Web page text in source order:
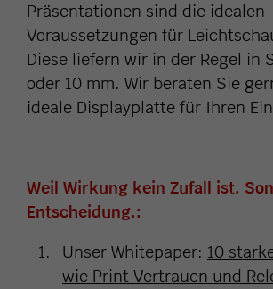
Präsentationen sind die idealen
Voraussetzungen für
Diese liefern wir in der Regel in
oder 10 mm. Wir beraten Sie
ideale Displayplatte für Ihren
Weil Wirkung kein Zufall ist.
Entscheidung.:
Unser Whitepaper: 10
wie Print Vertrauen und